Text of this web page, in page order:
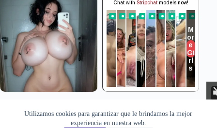
Utilizamos cookies para garantizar que le brindamos la mejor
experiencia en nuestra web.
Todas las imágenes pertenecen a sus respectivos autores. Este sitio
recopila y muestra contenido público disponible en Internet. Si